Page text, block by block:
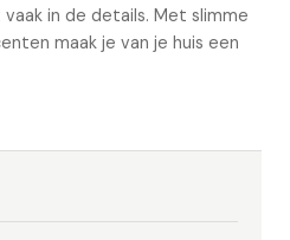
in de details. Met slimme
maak je van je huis een